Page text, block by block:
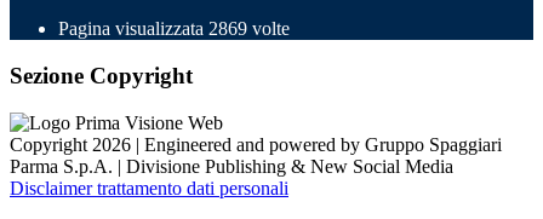
Pagina visualizzata 2869 volte
Sezione Copyright
Copyright 2026 | Engineered and powered by Gruppo Spaggiari
Parma S.p.A. | Divisione Publishing & New Social Media
Disclaimer trattamento dati personali